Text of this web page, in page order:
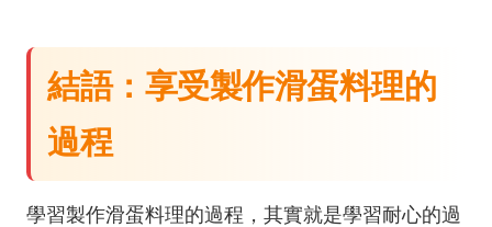
結語：享受製作滑蛋料理的
過程
學習製作滑蛋料理的過程，其實就是學習耐心的過